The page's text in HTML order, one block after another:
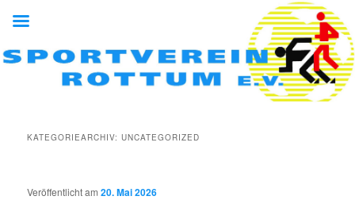
primären
springen
sekundären
springenSportverein Rottum e.V.
KATEGORIEARCHIV:UNCATEGORIZED
Veröffentlicht am20. Mai 2026